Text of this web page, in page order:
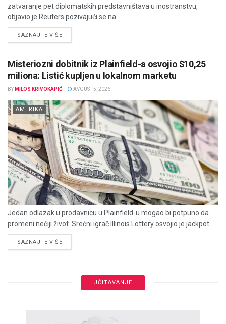
zatvaranje pet diplomatskih predstavništava u inostranstvu,
objavio je Reuters pozivajući se na...
SAZNAJTE VIŠEDETAILS
Misteriozni dobitnik iz Plainfield-a osvojio $10,25
miliona: Listić kupljen u lokalnom marketu
BY MILOS KRIVOKAPIĆ AVGUST 5, 2026
AMERIKA
Jedan odlazak u prodavnicu u Plainfield-u mogao bi potpuno da
promeni nečiji život. Srećni igrač Illinois Lottery osvojio je jackpot...
SAZNAJTE VIŠEDETAILS
UČITAVANJE